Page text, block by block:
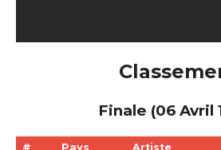
Finale (06 Avril
# Pays Artiste